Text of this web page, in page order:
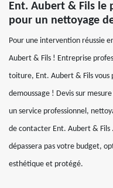
Ent. Aubert & Fils le
pour un nettoyage
Pour une intervention réussie
Aubert & Fils ! Entreprise
toiture, Ent. Aubert & Fils vous
demoussage ! Devis sur
un service professionnel,
de contacter Ent. Aubert &
dépassera pas votre budget,
esthétique et protégé.